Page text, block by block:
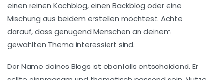
einen reinen Kochblog, einen Backblog oder eine
Mischung aus beidem erstellen möchtest. Achte
darauf, dass genügend Menschen an deinem
gewählten Thema interessiert sind.
Der Name deines Blogs ist ebenfalls entscheidend. Er